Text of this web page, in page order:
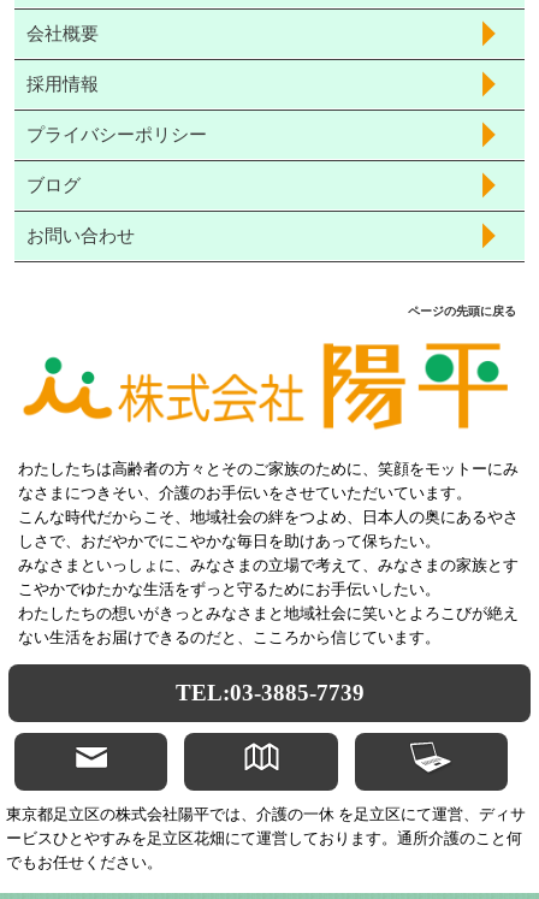
会社概要
採用情報
プライバシーポリシー
ブログ
お問い合わせ
ページの先頭に戻る
わたしたちは高齢者の方々とそのご家族のために、笑顔をモットーにみ
なさまにつきそい、介護のお手伝いをさせていただいています。
こんな時代だからこそ、地域社会の絆をつよめ、日本人の奥にあるやさ
しさで、おだやかでにこやかな毎日を助けあって保ちたい。
みなさまといっしょに、みなさまの立場で考えて、みなさまの家族とす
こやかでゆたかな生活をずっと守るためにお手伝いしたい。
わたしたちの想いがきっとみなさまと地域社会に笑いとよろこびが絶え
ない生活をお届けできるのだと、こころから信じています。
TEL:03-3885-7739
東京都足立区の株式会社陽平では、介護の一休 を足立区にて運営、ディサ
ービスひとやすみを足立区花畑にて運営しております。通所介護のこと何
でもお任せください。